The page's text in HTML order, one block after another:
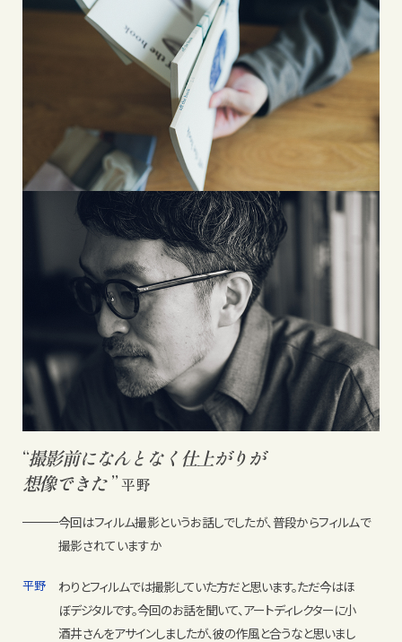
“撮影前になんとなく仕上がりが
想像できた ” 平野
今回はフィルム撮影というお話しでしたが、普段からフィルムで
撮影されていますか
平野
わりとフィルムでは撮影していた方だと思います。ただ今はほ
ぼデジタルです。今回のお話を聞いて、アートディレクターに小
酒井さんをアサインしましたが、彼の作風と合うなと思いまし